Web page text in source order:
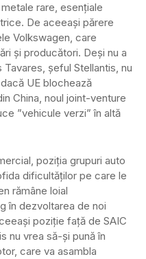
rare, esențiale
De aceeași părere
Volkswagen, care
și producători. Deși nu a
șeful Stellantis, nu
UE blochează
China, noul joint-venture
”vehicule verzi” în altă
poziția grupuri auto
dificultăților pe care le
rămâne loial
în dezvoltarea de noi
poziție față de SAIC
nu vrea să-și pună în
care va asambla